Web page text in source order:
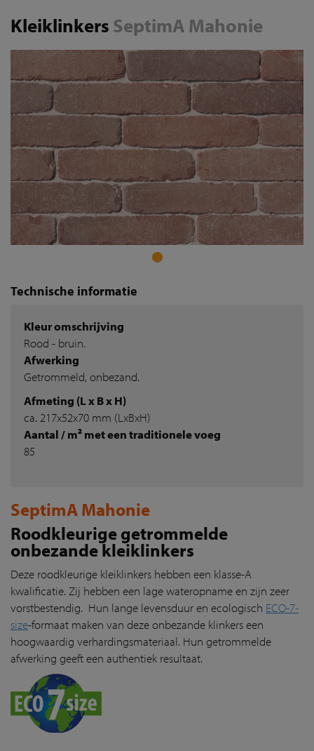
Kleiklinkers SeptimA Mahonie
Technische informatie
Kleur omschrijving
Rood - bruin.
Afwerking
Getrommeld, onbezand.
Afmeting (L x B x H)
ca. 217x52x70 mm (LxBxH)
Aantal / m² met een traditionele voeg
85
SeptimA Mahonie
Roodkleurige getrommelde
onbezande kleiklinkers
Deze roodkleurige kleiklinkers hebben een klasse-A
kwalificatie. Zij hebben een lage wateropname en zijn zeer
vorstbestendig. Hun lange levensduur en ecologisch ECO-7-
size-formaat maken van deze onbezande klinkers een
hoogwaardig verhardingsmateriaal. Hun getrommelde
afwerking geeft een authentiek resultaat.